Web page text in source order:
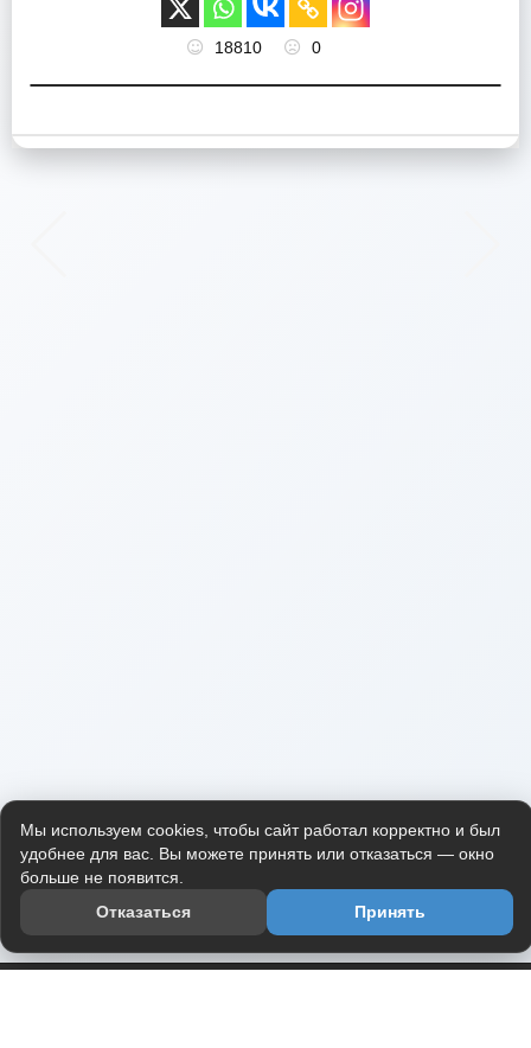
18810 0
Мы используем cookies, чтобы сайт работал корректно и был
удобнее для вас. Вы можете принять или отказаться — окно
больше не появится.
Отказаться
Принять